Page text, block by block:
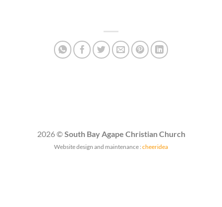
2026 ©South Bay Agape Christian Church
Website design and maintenance : cheeridea